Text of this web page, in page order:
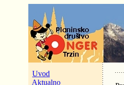
Uvod
Aktualno